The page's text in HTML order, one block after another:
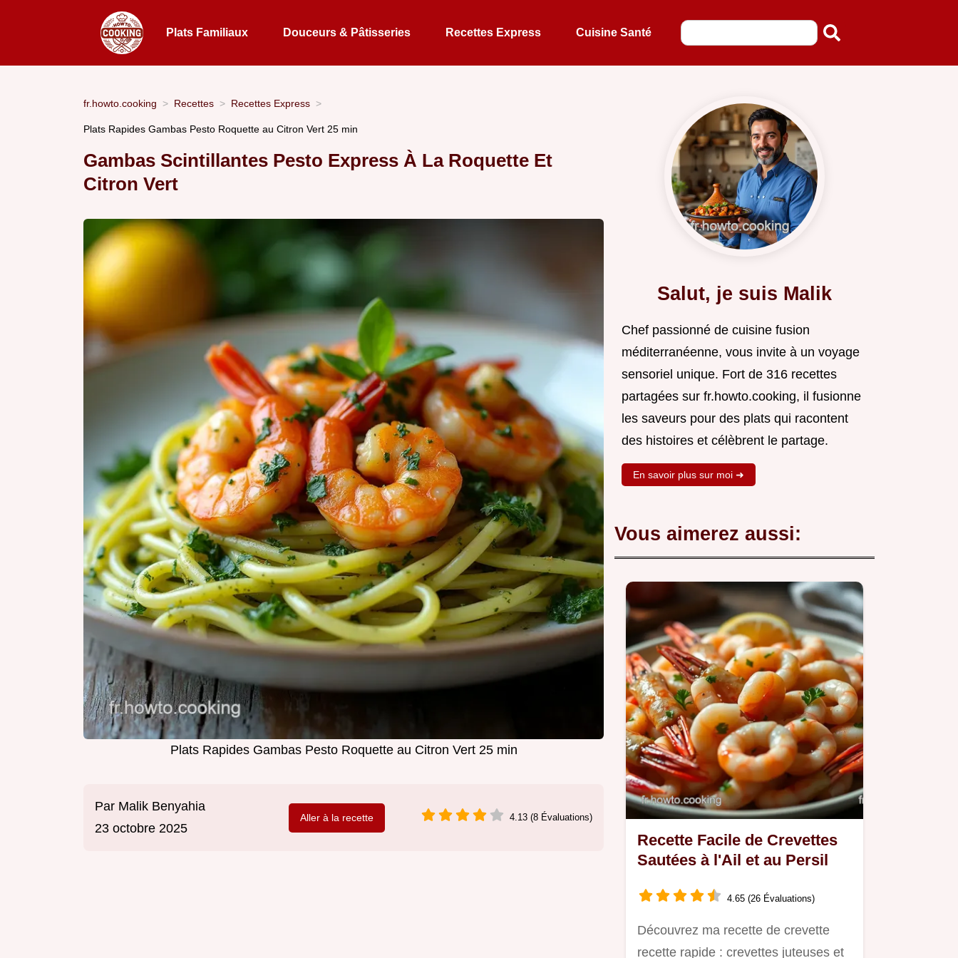
Plats Familiaux Douceurs & Pâtisseries Recettes Express Cuisine Santé
fr.howto.cooking Recettes Recettes Express
Plats Rapides Gambas Pesto Roquette au Citron Vert 25 min
Gambas Scintillantes Pesto Express À La Roquette Et
Citron Vert
Plats Rapides Gambas Pesto Roquette au Citron Vert 25 min
Par Malik Benyahia
23 octobre 2025
Aller à la recette 4.13 (8 Évaluations)
Salut, je suis Malik
Chef passionné de cuisine fusion
méditerranéenne, vous invite à un voyage
sensoriel unique. Fort de 316 recettes
partagées sur fr.howto.cooking, il fusionne
les saveurs pour des plats qui racontent
des histoires et célèbrent le partage.
En savoir plus sur moi ➜
Vous aimerez aussi:
Recette Facile de Crevettes
Sautées à l'Ail et au Persil
4.65 (26 Évaluations)
Découvrez ma recette de crevette
recette rapide : crevettes juteuses et